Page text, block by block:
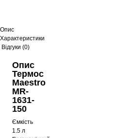
Опис
Характеристики
Відгуки (0)
Опис
Термос
Maestro
MR-
1631-
150
Ємкість
1.5 л